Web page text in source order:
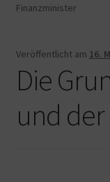
Cookie-Richtlinie
Datenschutz
Impressum
Kasse
Finanzminister
Veröffentlicht am 16.
Die
und